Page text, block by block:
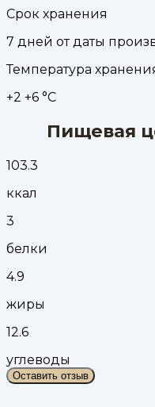
Срок хранения
7 дней от даты
Температура
+2 +6 °С
Пищевая
103.3
ккал
3
белки
4.9
жиры
12.6
углеводы
Оставить отзыв